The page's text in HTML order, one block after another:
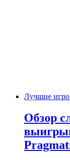
Лучшие
Обзор